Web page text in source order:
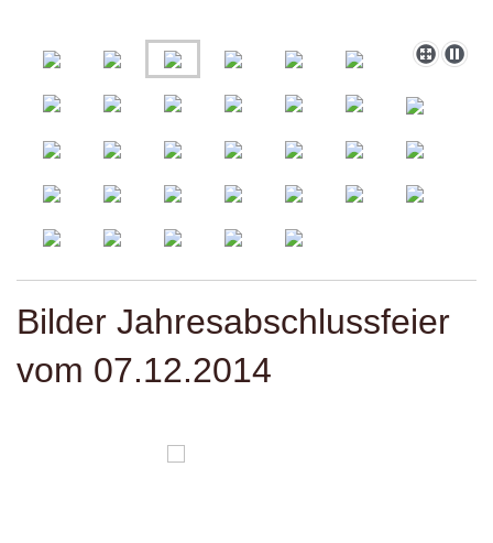
Bilder Jahresabschlussfeier
vom 07.12.2014